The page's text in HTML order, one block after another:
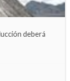
deberá